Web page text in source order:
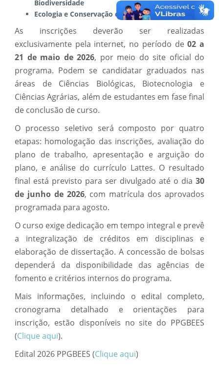
Biodiversidade
Ecologia e Conservação da Biodiversidade
As inscrições deverão ser realizadas
exclusivamente pela internet, no período de02 a
21 de maio de 2026, por meio do site oficial do
programa. Podem se candidatar graduados nas
áreas de Ciências Biológicas, Biotecnologia e
Ciências Agrárias, além de estudantes em fase final
de conclusão de curso.
O processo seletivo será composto por quatro
etapas: homologação das inscrições, avaliação do
plano de trabalho, apresentação e arguição do
plano, e análise do currículo Lattes. O resultado
final está previsto para ser divulgado até o dia 30
de junho de 2026, com matrícula dos aprovados
programada para agosto.
O curso exige dedicação em tempo integral e prevê
a integralização de créditos em disciplinas e
elaboração de dissertação. A concessão de bolsas
dependerá da disponibilidade das agências de
fomento e critérios internos do programa.
Mais informações, incluindo o edital completo,
cronograma detalhado e orientações para
inscrição, estão disponíveis no site do PPGBEES
(Clique aqui).
Edital 2026 PPGBEES (Clique aqui)